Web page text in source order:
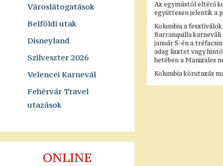
Városlátogatások
Belföldi utak
Disneyland
Szilveszter 2026
Velencei Karnevál
Fehérvár Travel
utazások
ONLINE
Az egymástól eltérő
együttesen jelentik a
Kolumbia a
Barranquilla karneváli
január 5-én a
adag lisztet vagy
hetében a Manizales
Kolumbia körutazás